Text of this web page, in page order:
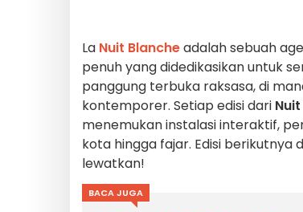
La Nuit Blancheadalah sebuah
penuh yang didedikasikan untuk
panggung terbuka raksasa, di
kontemporer. Setiap edisi dari
menemukan instalasi interaktif,
kota hingga fajar. Edisi
lewatkan!
BACA JUGA